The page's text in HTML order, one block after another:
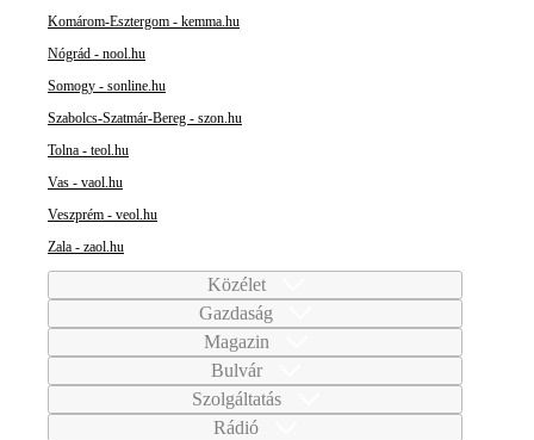
Komárom-Esztergom - kemma.hu
Nógrád - nool.hu
Somogy - sonline.hu
Szabolcs-Szatmár-Bereg - szon.hu
Tolna - teol.hu
Vas - vaol.hu
Veszprém - veol.hu
Zala - zaol.hu
Közélet
Gazdaság
Magazin
Bulvár
Szolgáltatás
Rádió